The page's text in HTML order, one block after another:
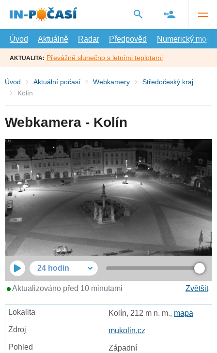
hlavní
Úvod
Aktuálně Radar Předpověď Numerický model
AKTUALITA: Převážně slunečno s letními teplotami
Úvod Aktuální počasí Webkamery
Středočeský kraj
Kolín
Webkamera - Kolín
24 hodin
Zvětšit
Aktualizováno před 10 minutami
Kolín, 212 m n. m., mapa
mukolin.cz
Západní